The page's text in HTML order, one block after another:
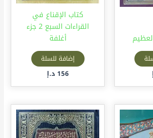
كتاب الإقناع في
القراءات السبع 2 جزء
أغلفة
إضافة للسلة
156 د.إ